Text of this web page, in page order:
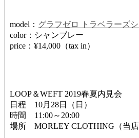
model： グラフゼロ トラベラーズ
color：シャンブレー
price：¥14,000（tax in）
LOOP＆WEFT 2019春夏内見会
日程 10月28日（日）
時間 11:00～20:00
場所 MORLEY CLOTHING（当店